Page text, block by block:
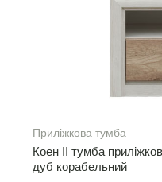
Приліжкова тумба
Коен II тумба
дуб корабельний